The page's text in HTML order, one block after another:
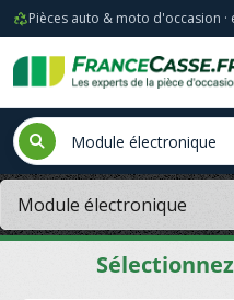
Pièces auto & moto d'occasion